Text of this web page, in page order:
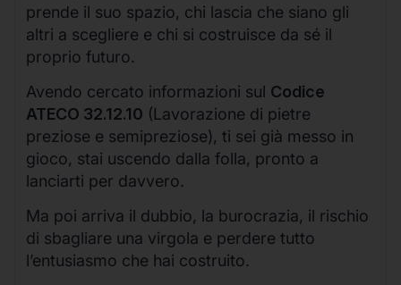
prende il suo spazio, chi lascia che siano gli
altri a scegliere e chi si costruisce da sé il
proprio futuro.
Avendo cercato informazioni sul Codice
ATECO 32.12.10 (Lavorazione di pietre
preziose e semipreziose), ti sei già messo in
gioco, stai uscendo dalla folla, pronto a
lanciarti per davvero.
Ma poi arriva il dubbio, la burocrazia, il rischio
di sbagliare una virgola e perdere tutto
l’entusiasmo che hai costruito.